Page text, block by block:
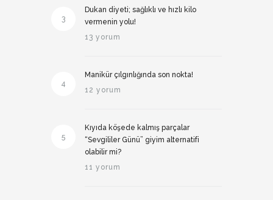
3
Dukan diyeti; sağlıklı ve hızlı kilo
vermenin yolu!
13 yorum
4
Manikür çılgınlığında son nokta!
12 yorum
5
Kıyıda köşede kalmış parçalar
“Sevgililer Günü” giyim alternatifi
olabilir mi?
11 yorum